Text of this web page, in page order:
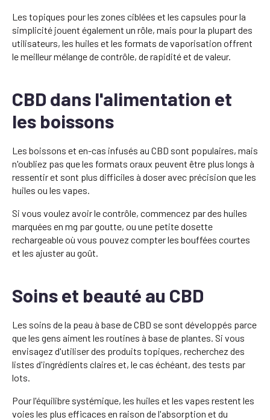
Les topiques pour les zones ciblées et les capsules pour la
simplicité jouent également un rôle, mais pour la plupart des
utilisateurs, les huiles et les formats de vaporisation offrent
le meilleur mélange de contrôle, de rapidité et de valeur.
CBD dans l'alimentation et
les boissons
Les boissons et en-cas infusés au CBD sont populaires, mais
n'oubliez pas que les formats oraux peuvent être plus longs à
ressentir et sont plus difficiles à doser avec précision que les
huiles ou les vapes.
Si vous voulez avoir le contrôle, commencez par des huiles
marquées en mg par goutte, ou une petite dosette
rechargeable où vous pouvez compter les bouffées courtes
et les ajuster au goût.
Soins et beauté au CBD
Les soins de la peau à base de CBD se sont développés parce
que les gens aiment les routines à base de plantes. Si vous
envisagez d'utiliser des produits topiques, recherchez des
listes d'ingrédients claires et, le cas échéant, des tests par
lots.
Pour l'équilibre systémique, les huiles et les vapes restent les
voies les plus efficaces en raison de l'absorption et du